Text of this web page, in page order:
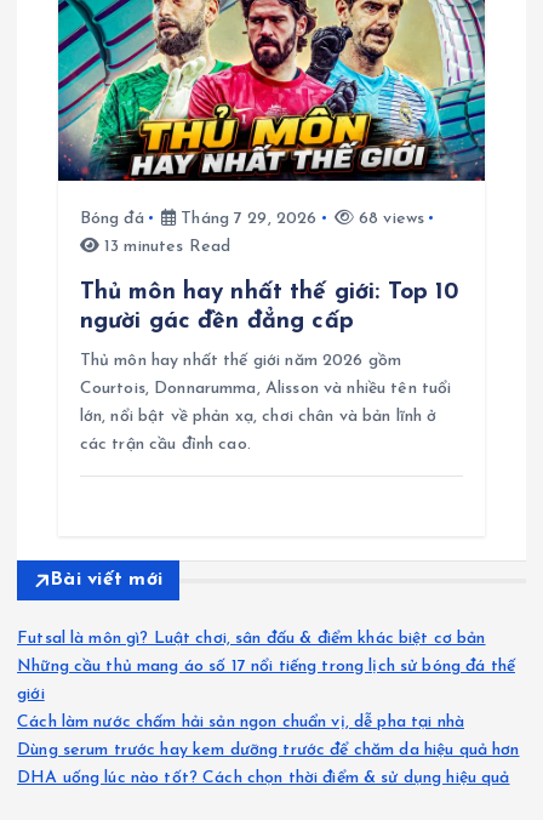
Bóng đá Tháng 7 29, 2026
68 views
13 minutes Read
Thủ môn hay nhất thế giới: Top 10
người gác đền đẳng cấp
Thủ môn hay nhất thế giới năm 2026 gồm
Courtois, Donnarumma, Alisson và nhiều tên tuổi
lớn, nổi bật về phản xạ, chơi chân và bản lĩnh ở
các trận cầu đỉnh cao.
Bài viết mới
Futsal là môn gì? Luật chơi, sân đấu & điểm khác biệt cơ bản
Những cầu thủ mang áo số 17 nổi tiếng trong lịch sử bóng đá thế
giới
Cách làm nước chấm hải sản ngon chuẩn vị, dễ pha tại nhà
Dùng serum trước hay kem dưỡng trước để chăm da hiệu quả hơn
DHA uống lúc nào tốt? Cách chọn thời điểm & sử dụng hiệu quả